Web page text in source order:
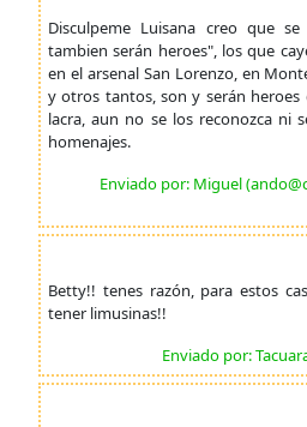
Disculpeme Luisana creo que
tambien serán heroes", los que
en el arsenal San Lorenzo, en
y otros tantos, son y serán
lacra, aun no se los reconozca ni
homenajes.
Enviado por: Miguel
Betty!! tenes razón, para estos
tener limusinas!!
Enviado por: